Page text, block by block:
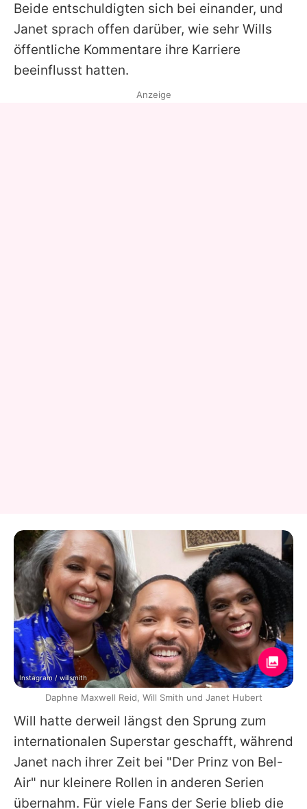
Beide entschuldigten sich bei einander, und
Janet sprach offen darüber, wie sehr Wills
öffentliche Kommentare ihre Karriere
beeinflusst hatten.
Will hatte derweil längst den Sprung zum
internationalen Superstar geschafft, während
Janet nach ihrer Zeit bei "Der Prinz von Bel-
Air" nur kleinere Rollen in anderen Serien
übernahm. Für viele Fans der Serie blieb die
Anzeige
Instagram / willsmith
Daphne Maxwell Reid, Will Smith und Janet Hubert